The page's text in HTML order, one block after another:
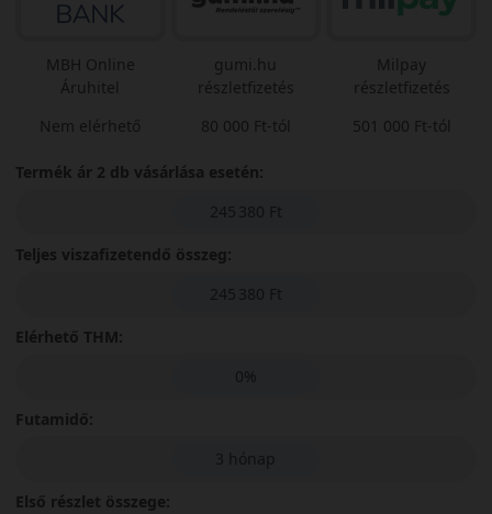
MBH Online
Áruhitel
Nem elérhető
gumi.hu
részletfizetés
80 000 Ft-tól
Milpay
részletfizetés
501 000 Ft-tól
Termék ár 2 db vásárlása esetén:
245 380 Ft
Teljes viszafizetendő összeg:
245 380 Ft
Elérhető THM:
0%
Futamidő:
3 hónap
Első részlet összege: